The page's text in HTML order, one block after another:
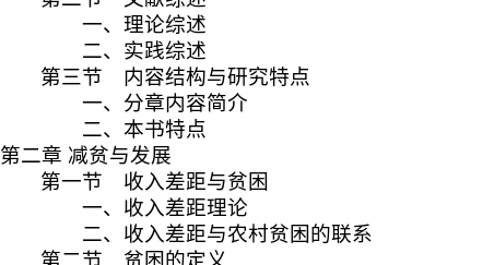
一、理论综述
二、实践综述
第三节
内容结构与研究特点
一、分章内容简介
二、本书特点
第二章 减贫与发展
第一节
收入差距与贫困
一、收入差距理论
二、收入差距与农村贫困的联系
第二节
贫困的定义